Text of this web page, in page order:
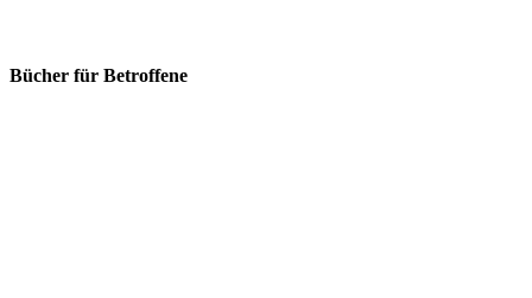
Bücher für Betroffene